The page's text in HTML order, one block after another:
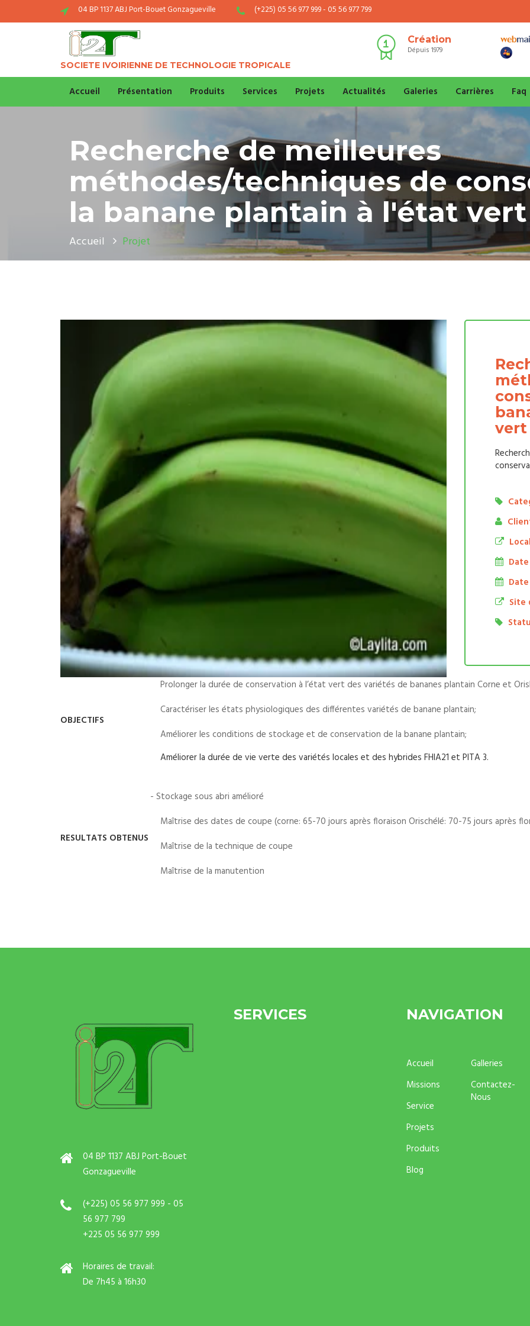
04 BP 1137 ABJ Port-Bouet Gonzagueville (+225) 05 56 977 999 - 05 56 977 799
SOCIETE IVOIRIENNE DE TECHNOLOGIE TROPICALE
Création
Dépuis 1979
Accueil Présentation Produits Services Projets Actualités Galeries Carrières Faq
Recherche de meilleures
méthodes/techniques de
la banane plantain à l'état vert
Accueil Projet
OBJECTIFS
Prolonger la durée de conservation à l’état vert des variétés de bananes plantain Corne et
Caractériser les états physiologiques des différentes variétés de banane plantain;
Améliorer les conditions de stockage et de conservation de la banane plantain;
Améliorer la durée de vie verte des variétés locales et des hybrides FHIA21 et PITA 3.
RESULTATS OBTENUS
- Stockage sous abri amélioré
Maîtrise des dates de coupe (corne: 65-70 jours après floraison Orischélé: 70-75 jours après
Maîtrise de la technique de coupe
Maîtrise de la manutention
vert
Site
04 BP 1137 ABJ Port-Bouet
Gonzagueville
(+225) 05 56 977 999 - 05
56 977 799
+225 05 56 977 999
Horaires de travail:
De 7h45 à 16h30
SERVICES NAVIGATION
Accueil
Missions
Service
Projets
Produits
Blog
Galleries
Contactez-
Nous